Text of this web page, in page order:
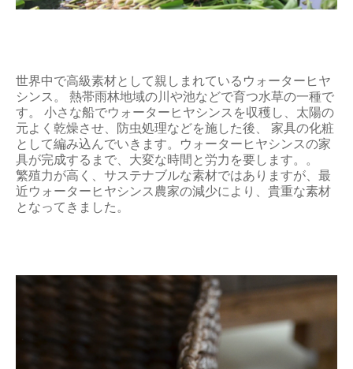
世界中で高級素材として親しまれているウォーターヒヤ
シンス。 熱帯雨林地域の川や池などで育つ水草の一種で
す。 小さな船でウォーターヒヤシンスを収穫し、太陽の
元よく乾燥させ、防虫処理などを施した後、 家具の化粧
として編み込んでいきます。ウォーターヒヤシンスの家
具が完成するまで、大変な時間と労力を要します。。
繁殖力が高く、サステナブルな素材ではありますが、最
近ウォーターヒヤシンス農家の減少により、貴重な素材
となってきました。